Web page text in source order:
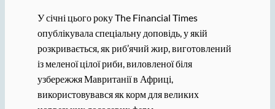
У січні цього року The Financial Times
опублікувала спеціальну доповідь, у якій
розкривається, як риб’ячий жир, виготовлений
із меленої цілої риби, виловленої біля
узбережжя Мавританії в Африці,
використовувався як корм для великих